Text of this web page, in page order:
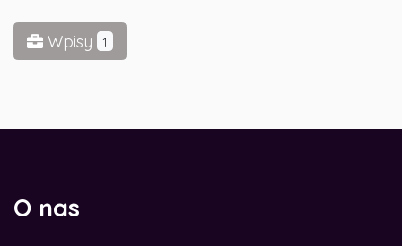
Wpisy 1
O nas